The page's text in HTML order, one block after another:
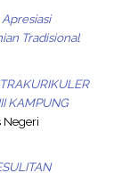
Tradisional
KAMPUNG
Negeri